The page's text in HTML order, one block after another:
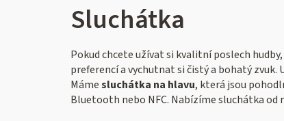
Sluchátka
Pokud chcete užívat si kvalitní poslech
preferencí a vychutnat si čistý a bohatý zvuk.
Mámesluchátka na hlavu, která jsou
Bluetooth nebo NFC. Nabízíme sluchátka od